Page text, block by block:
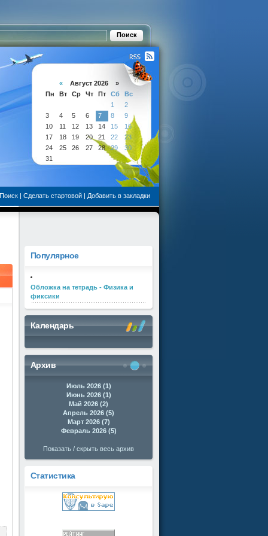
« Август 2026 »
Пн
Вт Ср Чт Пт Сб
Вс
1
2
3
4 5 6 7 8
9
10
11 12 13 14 15
16
17
18 19 20 21 22
23
24
25 26 27 28 29
30
31
Поиск | Сделать стартовой | Добавить в закладки
Популярное
Обложка на тетрадь - Физика и
фиксики
Календарь
Архив
Июль 2026 (1)
Июнь 2026 (1)
Май 2026 (2)
Апрель 2026 (5)
Март 2026 (7)
Февраль 2026 (5)
Показать / скрыть весь архив
Статистика